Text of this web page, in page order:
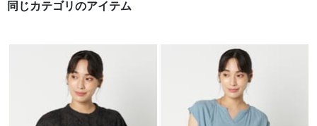
同じカテゴリのアイテム